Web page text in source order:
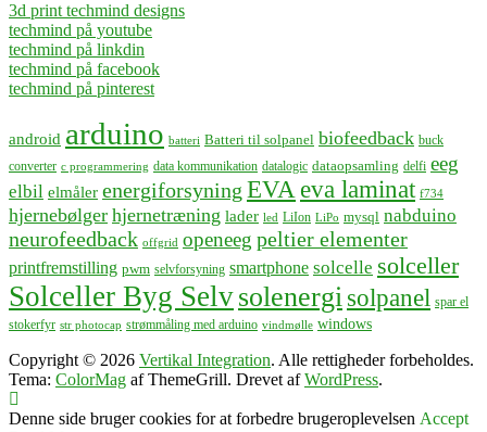
3d print techmind designs
techmind på youtube
techmind på linkdin
techmind på facebook
techmind på pinterest
android arduino batteri Batteri til solpanel biofeedback buck
converter c programmering data kommunikation datalogic dataopsamling delfi eeg
elbil elmåler energiforsyning EVA eva laminat f734
hjernebølger hjernetræning lader led LiIon LiPo mysql nabduino
neurofeedback offgrid openeeg peltier elementer
printfremstilling pwm selvforsyning smartphone solcelle solceller
Solceller Byg Selvsolenergisolpanel spar el
stokerfyr str photocap strømmåling med arduino vindmølle windows
Copyright © 2026 Vertikal Integration. Alle rettigheder forbeholdes.
Tema: ColorMag af ThemeGrill. Drevet afWordPress.
Denne side bruger cookies for at forbedre brugeroplevelsen Accept